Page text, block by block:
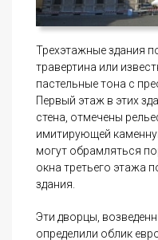
Трехэтажные здания
травертина или
пастельные тона с
Первый этаж в этих
стена, отмечены
имитирующей
могут обрамляться
окна третьего этажа
здания.
Эти дворцы,
определили облик